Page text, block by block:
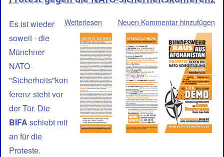
Weiterlesen
Protest
gegen
die
NATO-
Sicherheitskonferenz
Neuen Kommentar hinzufügen
Es ist wieder
soweit - die
Münchner
NATO-
"Sicherheits"kon
ferenz steht vor
der Tür. Die
BIFA schiebt mit
an für die
Proteste.